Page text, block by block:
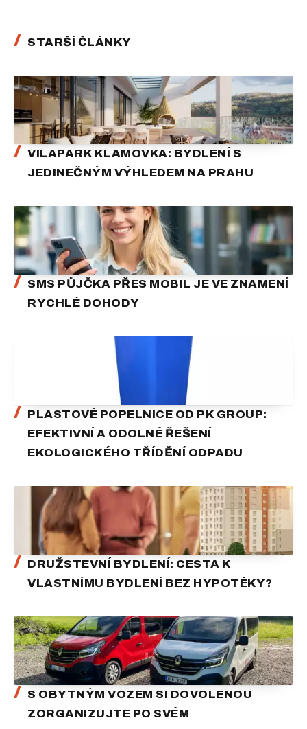
STARŠÍ ČLÁNKY
VILAPARK KLAMOVKA: BYDLENÍ S
JEDINEČNÝM VÝHLEDEM NA PRAHU
SMS PŮJČKA PŘES MOBIL JE VE ZNAMENÍ
RYCHLÉ DOHODY
PLASTOVÉ POPELNICE OD PK GROUP:
EFEKTIVNÍ A ODOLNÉ ŘEŠENÍ
EKOLOGICKÉHO TŘÍDĚNÍ ODPADU
DRUŽSTEVNÍ BYDLENÍ: CESTA K
VLASTNÍMU BYDLENÍ BEZ HYPOTÉKY?
S OBYTNÝM VOZEM SI DOVOLENOU
ZORGANIZUJTE PO SVÉM